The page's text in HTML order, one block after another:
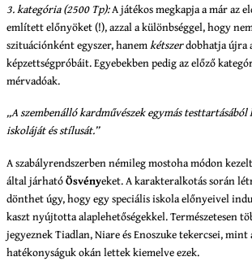
3. kategória (2500 Tp):A játékos megkapja a már az
említett előnyöket (!), azzal a különbséggel, hogy
szituációnként egyszer, hanemkétszerdobhatja újra
képzettségpróbáit. Egyebekben pedig az előző
mérvadóak.
„A szembenálló kardművészek egymás
iskoláját és stílusát.”
A szabályrendszerben némileg mostoha módon
által járhatóÖsvényeket. A karakteralkotás során
dönthet úgy, hogy egy speciális iskola előnyeivel
kaszt nyújtotta alaplehetőségekkel. Természetesen
jegyeznek Tiadlan, Niare és Enoszuke tekercsei,
hatékonyságuk okán lettek kiemelve ezek.